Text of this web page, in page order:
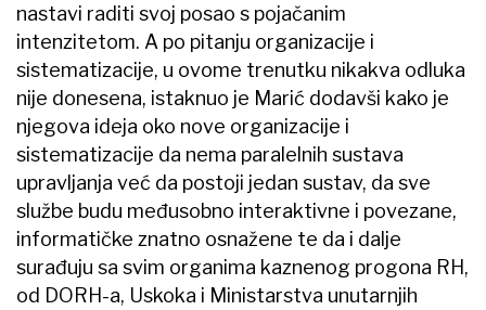
nastavi raditi svoj posao s pojačanim
intenzitetom. A po pitanju organizacije i
sistematizacije, u ovome trenutku nikakva odluka
nije donesena, istaknuo je Marić dodavši kako je
njegova ideja oko nove organizacije i
sistematizacije da nema paralelnih sustava
upravljanja već da postoji jedan sustav, da sve
službe budu međusobno interaktivne i povezane,
informatičke znatno osnažene te da i dalje
surađuju sa svim organima kaznenog progona RH,
od DORH-a, Uskoka i Ministarstva unutarnjih